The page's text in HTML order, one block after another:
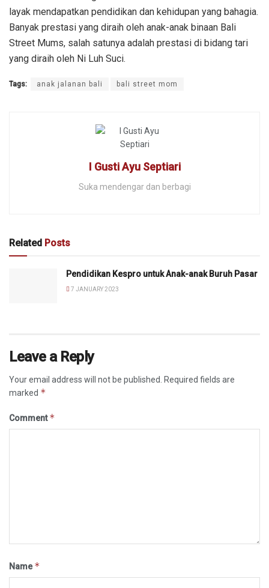
layak mendapatkan pendidikan dan kehidupan yang bahagia.
Banyak prestasi yang diraih oleh anak-anak binaan Bali
Street Mums, salah satunya adalah prestasi di bidang tari
yang diraih oleh Ni Luh Suci.
Tags: anak jalanan bali bali street mom
I Gusti Ayu Septiari
Suka mendengar dan berbagi
Related Posts
Pendidikan Kespro untuk Anak-anak Buruh Pasar
7 JANUARY 2023
Leave a Reply
Your email address will not be published. Required fields are
marked *
Comment*
Name*